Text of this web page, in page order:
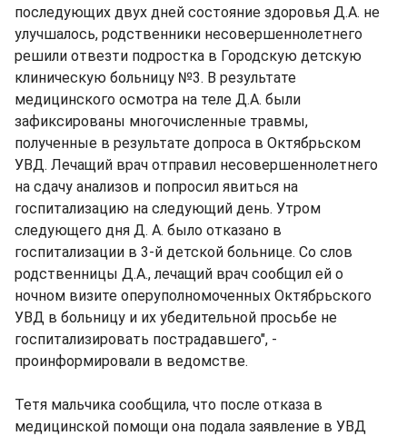
последующих двух дней состояние здоровья Д.А. не
улучшалось, родственники несовершеннолетнего
решили отвезти подростка в Городскую детскую
клиническую больницу №3. В результате
медицинского осмотра на теле Д.А. были
зафиксированы многочисленные травмы,
полученные в результате допроса в Октябрьском
УВД. Лечащий врач отправил несовершеннолетнего
на сдачу анализов и попросил явиться на
госпитализацию на следующий день. Утром
следующего дня Д. А. было отказано в
госпитализации в 3-й детской больнице. Со слов
родственницы Д.А., лечащий врач сообщил ей о
ночном визите оперуполномоченных Октябрьского
УВД в больницу и их убедительной просьбе не
госпитализировать пострадавшего", -
проинформировали в ведомстве.
Тетя мальчика сообщила, что после отказа в
медицинской помощи она подала заявление в УВД